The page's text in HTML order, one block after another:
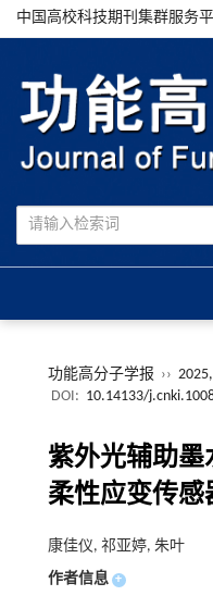
中国高校科技期刊集群服务
功能高分子学报 ››
DOI: 10.14133/
紫外光辅助墨
柔性应变传感
康佳仪, 祁亚婷, 朱叶
作者信息 +